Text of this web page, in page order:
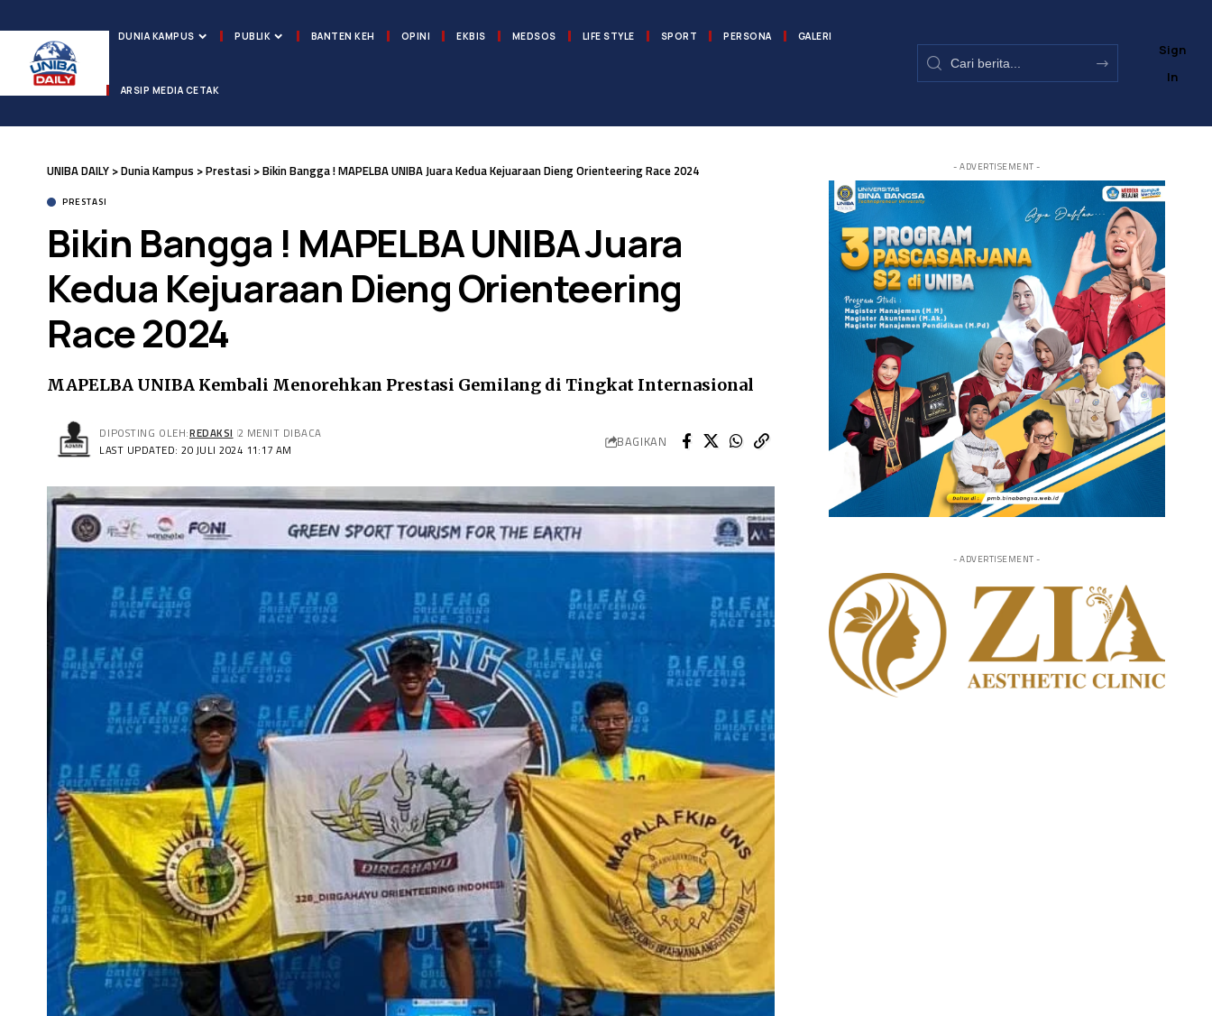
DUNIA KAMPUS PUBLIK BANTEN KEH OPINI EKBIS MEDSOS LIFE STYLE SPORT PERSONA GALERI
ARSIP MEDIA CETAK
Sign
In
UNIBA DAILY >Dunia Kampus >Prestasi >Bikin Bangga ! MAPELBA UNIBA Juara Kedua Kejuaraan Dieng Orienteering Race 2024
PRESTASI
Bikin Bangga ! MAPELBA UNIBA Juara
Kedua Kejuaraan Dieng Orienteering
Race 2024
MAPELBA UNIBA Kembali Menorehkan Prestasi Gemilang di Tingkat Internasional
LAST UPDATED: 20 JULI 2024 11:17 AM
DIPOSTING OLEH:REDAKSI 2 MENIT DIBACA BAGIKAN
- ADVERTISEMENT -
- ADVERTISEMENT -